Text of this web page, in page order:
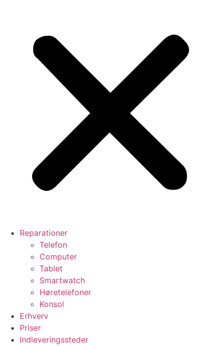
Reparationer
Telefon
Computer
Tablet
Smartwatch
Høretelefoner
Konsol
Erhverv
Priser
Indleveringssteder